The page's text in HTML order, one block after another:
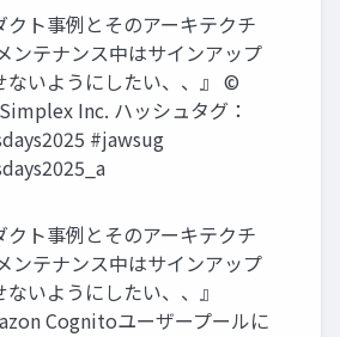
クト事例とそのアーキテクチ
ンテナンス中はサインアップ
ないようにしたい、、』 ©
Inc. ハッシュタグ：
#jawsug
クト事例とそのアーキテクチ
ンテナンス中はサインアップ
ないようにしたい、、』
Cognitoユーザープールに